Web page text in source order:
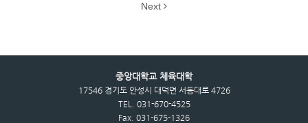
Next
중앙대학교 체육대학
17546 경기도 안성시 대덕면 서동대로 4726
TEL. 031-670-4525
Fax. 031-675-1326